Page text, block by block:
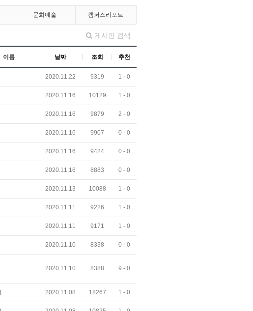
문화예술 캠퍼스리포트
게시판 검색
이름 날짜 조회 추천
2020.11.22 9319 1 - 0
2020.11.16 10129 1 - 0
2020.11.16 9879 2 - 0
2020.11.16 9907 0 - 0
2020.11.16 9424 0 - 0
2020.11.16 8883 0 - 0
2020.11.13 10088 1 - 0
2020.11.11 9226 1 - 0
2020.11.11 9171 1 - 0
2020.11.10 8338 0 - 0
2020.11.10 8388 9 - 0
2020.11.08 18267 1 - 0